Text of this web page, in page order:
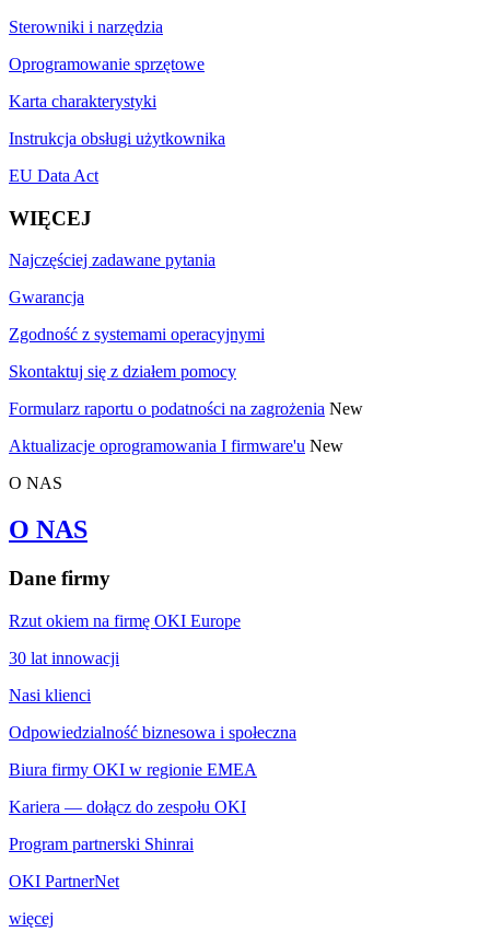
Sterowniki i narzędzia
Oprogramowanie sprzętowe
Karta charakterystyki
Instrukcja obsługi użytkownika
EU Data Act
WIĘCEJ
Najczęściej zadawane pytania
Gwarancja
Zgodność z systemami operacyjnymi
Skontaktuj się z działem pomocy
Formularz raportu o podatności na zagrożenia New
Aktualizacje oprogramowania I firmware'u New
O NAS
O NAS
Dane firmy
Rzut okiem na firmę OKI Europe
30 lat innowacji
Nasi klienci
Odpowiedzialność biznesowa i społeczna
Biura firmy OKI w regionie EMEA
Kariera — dołącz do zespołu OKI
Program partnerski Shinrai
OKI PartnerNet
więcej